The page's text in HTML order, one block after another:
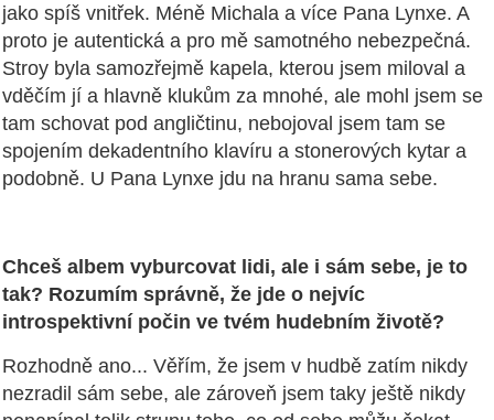
jako spíš vnitřek. Méně Michala a více Pana Lynxe. A
proto je autentická a pro mě samotného nebezpečná.
Stroy byla samozřejmě kapela, kterou jsem miloval a
vděčím jí a hlavně klukům za mnohé, ale mohl jsem se
tam schovat pod angličtinu, nebojoval jsem tam se
spojením dekadentního klavíru a stonerových kytar a
podobně. U Pana Lynxe jdu na hranu sama sebe.
Chceš albem vyburcovat lidi, ale i sám sebe, je to
tak? Rozumím správně, že jde o nejvíc
introspektivní počin ve tvém hudebním životě?
Rozhodně ano... Věřím, že jsem v hudbě zatím nikdy
nezradil sám sebe, ale zároveň jsem taky ještě nikdy